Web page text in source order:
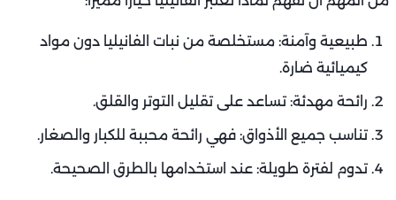
طبيعية وآمنة: مستخلصة من نبات الفانيليا دون مواد
كيميائية ضارة.
رائحة مهدئة: تساعد على تقليل التوتر والقلق.
تناسب جميع الأذواق: فهي رائحة محببة للكبار والصغار.
تدوم لفترة طويلة: عند استخدامها بالطرق الصحيحة.